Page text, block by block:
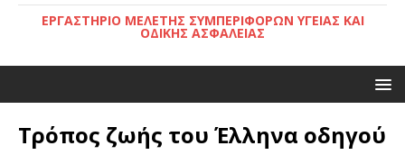
ΕΡΓΑΣΤΗΡΙΟ ΜΕΛΕΤΗΣ ΣΥΜΠΕΡΙΦΟΡΩΝ ΥΓΕΙΑΣ ΚΑΙ
ΟΔΙΚΗΣ ΑΣΦΑΛΕΙΑΣ
Τρόπος ζωής του Έλληνα οδηγού